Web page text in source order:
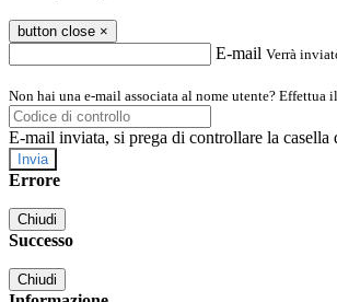
button close ×
E-mail Verrà
Non hai una e-mail associata al nome utente? Effettua
E-mail inviata, si prega di controllare la casella
Errore
Chiudi
Successo
Chiudi